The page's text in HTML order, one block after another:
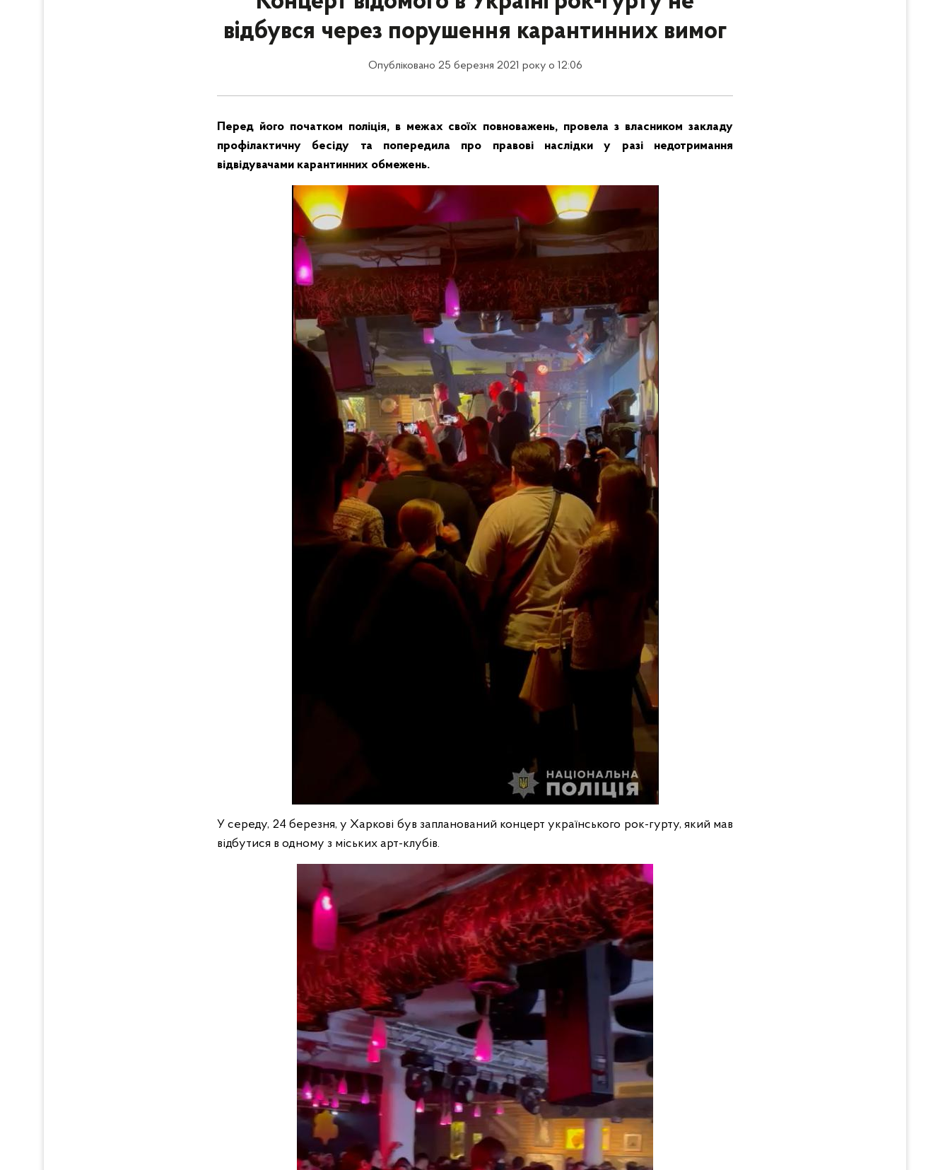
відбувся через порушення карантинних вимог
Опубліковано 25 березня 2021 року о 12:06
Перед його початком поліція, в межах своїх повноважень, провела з власником закладу
профілактичну бесіду та попередила про правові наслідки у разі недотримання
відвідувачами карантинних обмежень.
У середу, 24 березня, у Харкові був запланований концерт українського рок-гурту, який мав
відбутися в одному з міських арт-клубів.